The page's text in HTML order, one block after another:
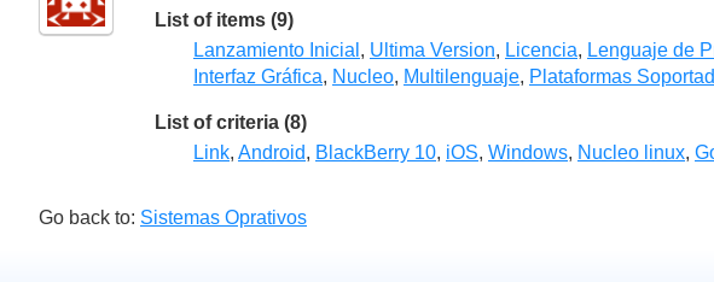
List of items (9)
Lanzamiento Inicial , Ultima Version, Licencia, Lenguaje de
Interfaz Gráfica, Nucleo, Multilenguaje, Plataformas
List of criteria (8)
Link, Android, BlackBerry 10, iOS, Windows, Nucleo linux,
Go back to: Sistemas Oprativos